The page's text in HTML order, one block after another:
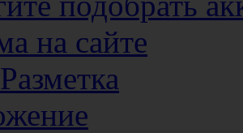
на сайте